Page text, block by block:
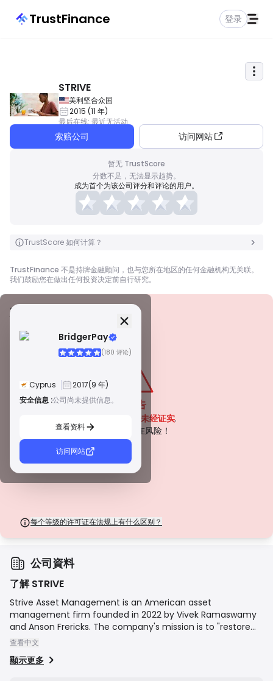
TrustFinance 登录
STRIVE
美利坚合众国
2015 (11 年)
最后在线: 最近无活动
索赔公司 访问网站
暂无 TrustScore
分数不足，无法显示趋势。
成为首个为该公司评分和评论的用户。
TrustScore 如何计算？
TrustFinance 不是持牌金融顾问，也与您所在地区的任何金融机构无关联。
我们鼓励您在做出任何投资决定前自行研究。
BridgerPay
(180 评论)
Cyprus 2017(9 年)
安全信息 :公司尚未提供信息。
查看资料
访问网站
安全信息
警告
未经证实.
请注意潜在风险！
每个等级的许可证在法规上有什么区别？
由全球知名监管机构颁发，这些许可证通过严格的合规性、资金隔离、保险和
定期审计，确保最高程度的交易者保护。争议解决和遵守 AML/CTF 标准进一
由受尊敬的区域监管机构授予，这些许可证提供强大的安全措施，例如资金隔
离、财务报告和补偿计划。虽然没有等级 1 那么严格，但它们提供可靠的区域
由新兴市场的监管机构颁发，这些许可证提供基本保护，例如最低资本要求和
AML 政策。监管较不严格，因此交易者应谨慎行事并验证安全措施。
来自监管最少的司法管辖区，这些许可证通常缺乏关键保护，例如资金隔离和
保险。虽然它们对运营弹性很有吸引力，但它们对交易者构成较高的风险。
公司資料
了解 STRIVE
Strive Asset Management is an American asset
management firm founded in 2022 by Vivek Ramaswamy
and Anson Frericks. The company's mission is to "restore
the voices of everyday citizens in the American economy"
shareholder value rather than engaging in environmental,
查看中文
顯示更多